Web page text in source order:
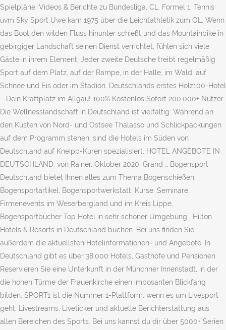
Spielpläne, Videos & Berichte zu Bundesliga, CL, Formel 1, Tennis
uvm Sky Sport Uwe kam 1975 über die Leichtathletik zum OL. Wenn
das Boot den wilden Fluss hinunter schießt und das Mountainbike in
gebirgiger Landschaft seinen Dienst verrichtet, fühlen sich viele
Gäste in ihrem Element. Jeder zweite Deutsche treibt regelmäßig
Sport auf dem Platz, auf der Rampe, in der Halle, im Wald, auf
Schnee und Eis oder im Stadion. Deutschlands erstes Holz100-Hotel
– Dein Kraftplatz im Allgäu! 100% Kostenlos Sofort 200.000+ Nutzer
Die Wellnesslandschaft in Deutschland ist vielfältig: Während an
den Küsten von Nord- und Ostsee Thalasso und Schlickpackungen
auf dem Programm stehen, sind die Hotels im Süden von
Deutschland auf Kneipp-Kuren spezialisiert. HOTEL ANGEBOTE IN
DEUTSCHLAND. von Rainer, Oktober 2020. Grand … Bogensport
Deutschland bietet Ihnen alles zum Thema Bogenschießen:
Bogensportartikel, Bogensportwerkstatt, Kurse, Seminare,
Firmenevents im Weserbergland und im Kreis Lippe,
Bogensportbücher Top Hotel in sehr schöner Umgebung . Hilton
Hotels & Resorts in Deutschland buchen. Bei uns finden Sie
außerdem die aktuellsten Hotelinformationen- und Angebote. In
Deutschland gibt es über 38.000 Hotels, Gasthöfe und Pensionen.
Reservieren Sie eine Unterkunft in der Münchner Innenstadt, in der
die hohen Türme der Frauenkirche einen imposanten Blickfang
bilden. SPORT1 ist die Nummer 1-Plattform, wenn es um Livesport
geht: Livestreams, Liveticker und aktuelle Berichterstattung aus
allen Bereichen des Sports. Bei uns kannst du dir über 5000+ Serien